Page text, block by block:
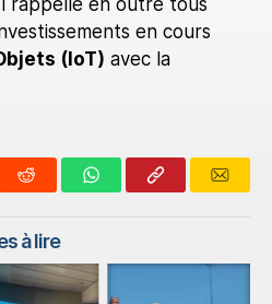
en cours
(IoT) avec la
à lire